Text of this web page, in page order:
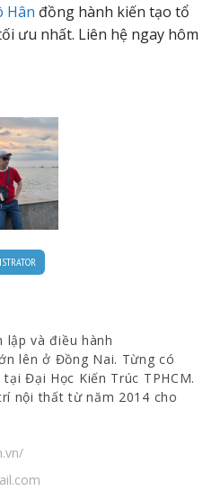
Hân đồng hành kiến tạo tổ
ưu nhất. Liên hệ ngay hôm
lập và điều hành
lên ở Đồng Nai. Từng có
Đại Học Kiến Trúc TPHCM.
nội thất từ năm 2014 cho